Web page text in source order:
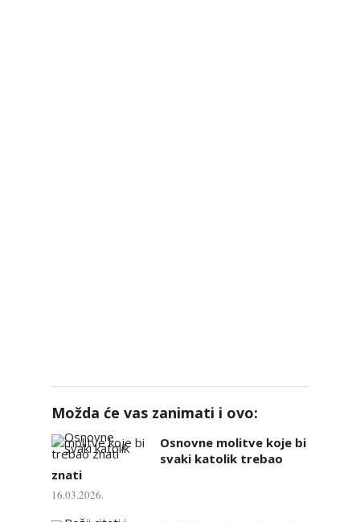
Možda će vas zanimati i ovo:
Osnovne molitve koje bi
svaki katolik trebao
znati
16.03.2026.